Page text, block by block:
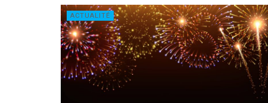
ACTUALITÉ